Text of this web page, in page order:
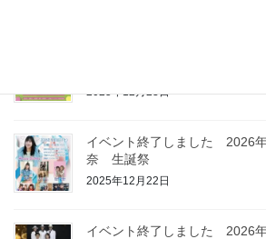
2025年12月23日
イベント終了しました 2026
奈 生誕祭
2025年12月22日
イベント終了しました 2026